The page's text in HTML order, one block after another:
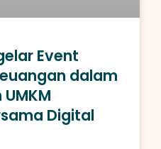
Event
dalam
Digital